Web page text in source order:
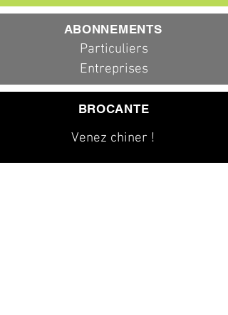
ABONNEMENTS
Particuliers
Entreprises
BROCANTE
Venez chiner !